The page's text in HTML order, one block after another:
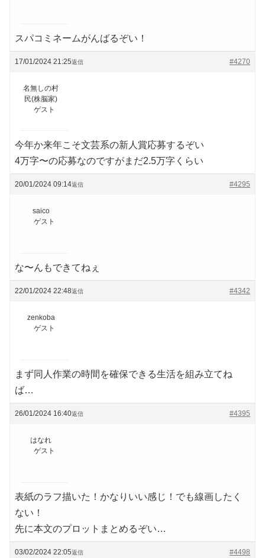
スパコミネームがんばるぞい！
17/01/2024 21:25 #4270
返信
名無しの村
民(株脳家)
ゲスト
今年か来年こそ文芸系の新人賞応募するぞい
4万字〜の応募なのですがまだ2.5万字くらい
20/01/2024 09:14 #4295
返信
saico
ゲスト
な〜んもできてねぇ
22/01/2024 22:48 #4342
返信
zenkoba
ゲスト
まず同人作業の時間を確保できる生活を組み立てね
ば…
26/01/2024 16:40 #4395
返信
はなれ
ゲスト
表紙のラフ描いた！かなりいい感じ！でも線画したく
ない！
先に本文のプロットまとめるぞい…
03/02/2024 22:05 #4498
返信